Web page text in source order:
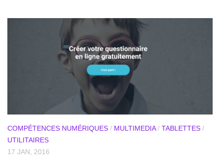
COMPÉTENCES NUMÉRIQUES / MULTIMEDIA/ TABLETTES /
UTILITAIRES
17 JAN, 2016